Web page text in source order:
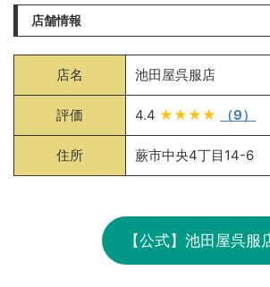
店舗情報
店名 池田屋呉服店
評価 4.4 ★★★★ （9）
住所 蕨市中央4丁目14-6
【公式】池田屋呉服